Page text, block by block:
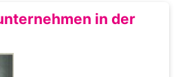
in der